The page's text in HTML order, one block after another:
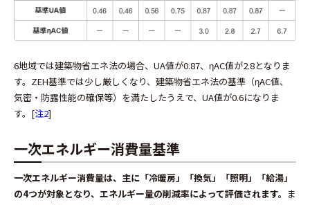
6地域では建築物省エネ法の場合、UA値が0.87、ηAC値が2.8となりま
す。ZEH基準では少し厳しくなり、建築物省エネ法の基準（ηAC値、
気密・防露性能の確保等）を満たしたうえで、UA値が0.6になりま
す。[注2]
一次エネルギー消費量基準
一次エネルギー消費量は、主に「冷暖房」「換気」「照明」「給湯」
の4つが対象となり、エネルギー量の削減率によって評価されます。 ま